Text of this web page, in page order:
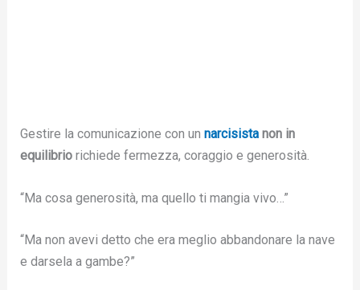
Gestire la comunicazione con un narcisistanon in
equilibriorichiede fermezza, coraggio e generosità.
“Ma cosa generosità, ma quello ti mangia vivo…”
“Ma non avevi detto che era meglio abbandonare la nave
e darsela a gambe?”